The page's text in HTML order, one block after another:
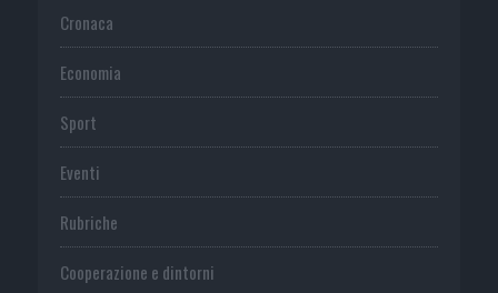
Cronaca
Economia
Sport
Eventi
Rubriche
Cooperazione e dintorni